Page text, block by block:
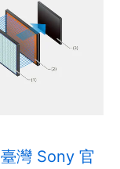
臺灣 Sony 官